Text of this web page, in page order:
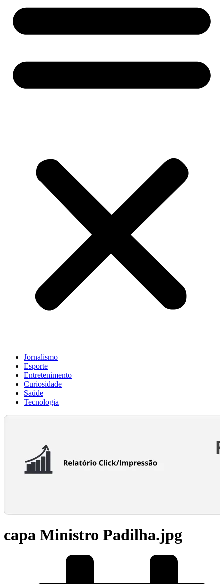
Jornalismo
Esporte
Entretenimento
Curiosidade
Saúde
Tecnologia
capa Ministro Padilha.jpg